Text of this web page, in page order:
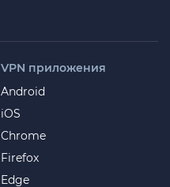
VPN приложения
Android
iOS
Chrome
Firefox
Edge